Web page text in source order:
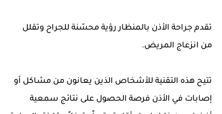
تقدم جراحة الأذن بالمنظار رؤية محسّنة للجراح وتقلل
من انزعاج المريض.
تتيح هذه التقنية للأشخاص الذين يعانون من مشاكل أو
إصابات في الأذن فرصة الحصول على نتائج سمعية